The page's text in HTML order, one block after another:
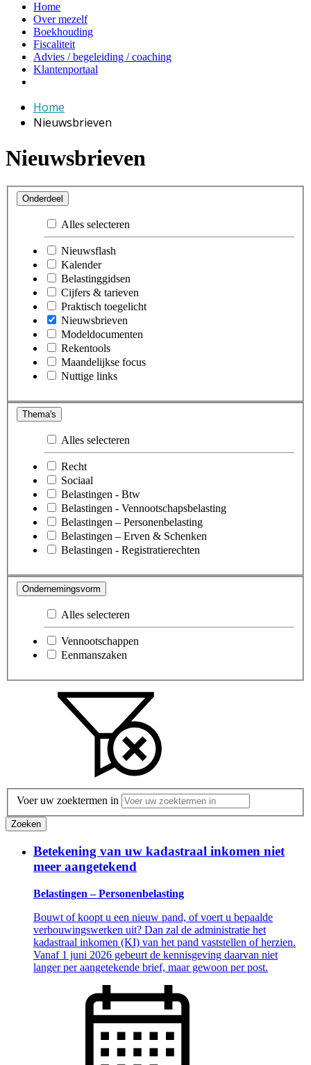
Home
Over mezelf
Boekhouding
Fiscaliteit
Advies / begeleiding / coaching
Klantenportaal
Home
Nieuwsbrieven
Nieuwsbrieven
Onderdeel
Alles selecteren
Nieuwsflash
Kalender
Belastinggidsen
Cijfers & tarieven
Praktisch toegelicht
Nieuwsbrieven
Modeldocumenten
Rekentools
Maandelijkse focus
Nuttige links
Thema's
Alles selecteren
Recht
Sociaal
Belastingen - Btw
Belastingen - Vennootschapsbelasting
Belastingen – Personenbelasting
Belastingen – Erven & Schenken
Belastingen - Registratierechten
Ondernemingsvorm
Alles selecteren
Vennootschappen
Eenmanszaken
Voer uw zoektermen in
Zoeken
Betekening van uw kadastraal inkomen niet
meer aangetekend
Belastingen – Personenbelasting
Bouwt of koopt u een nieuw pand, of voert u bepaalde
verbouwingswerken uit? Dan zal de administratie het
kadastraal inkomen (KI) van het pand vaststellen of herzien.
Vanaf 1 juni 2026 gebeurt de kennisgeving daarvan niet
langer per aangetekende brief, maar gewoon per post.